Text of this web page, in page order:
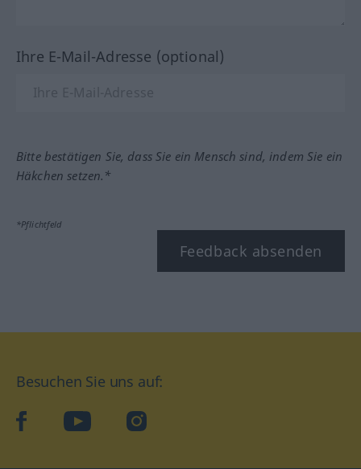
Ihre E-Mail-Adresse (optional)
Bitte bestätigen Sie, dass Sie ein Mensch sind, indem Sie ein
Häkchen setzen.*
*Pflichtfeld
Feedback absenden
Besuchen Sie uns auf:
facebookYouTube Instagram